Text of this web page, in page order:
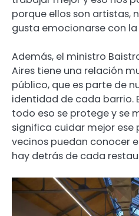
porque ellos son artistas,
gusta emocionarse con
Además, el ministro
Aires tiene una relación
público, que es parte de
identidad de cada barrio.
todo eso se protege y se
significa cuidar mejor
vecinos puedan conocer
hay detrás de cada